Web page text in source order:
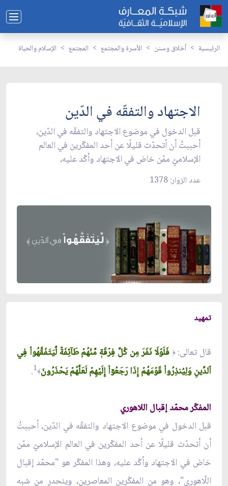
الرئيسية أخلاق وسنن الأسرة والمجتمع المجتمع الإسلام والحياة
الاجتهاد والتفقّه في الدّين
قبل الدخول في موضوع الاجتهاد والتفقّه في الدّين،
أحببتُ أن أتحدّث قليلًا عن أحد المفكّرين في العالم
الإسلاميّ ممّن خاض في الاجتهاد وأكّد عليه،
عدد الزوار: 1378
تمهيد
قال تعالى:﴿ فَلَوۡلَا نَفَرَ مِن كُلِّ فِرۡقَةٖ مِّنۡهُمۡ طَآئِفَةٞ لِّيَتَفَقَّهُواْ فِي
ٱلدِّينِ وَلِيُنذِرُواْ قَوۡمَهُمۡ إِذَا رَجَعُوٓاْ إِلَيۡهِمۡ لَعَلَّهُمۡ يَحۡذَرُونَ﴾1
.
المفكّر محمّد إقبال اللاهوري
قبل الدخول في موضوع الاجتهاد والتفقّه في الدّين، أحببتُ
أن أتحدّث قليلًا عن أحد المفكّرين في العالم الإسلاميّ ممّن
خاض في الاجتهاد وأكّد عليه، وهذا المفكّر هو "محمّد إقبال
اللّاهوري"، وهو من المفكّرين المعاصرين، وينحدر من شبه